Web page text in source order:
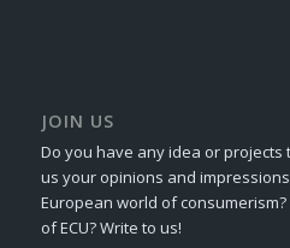
JOIN US
Do you have any idea or projects
us your opinions and
European world of
of ECU? Write to us!